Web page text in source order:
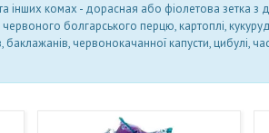
інших комах - дорасная або фіолетова зетка з
болгарського перцю, картоплі,
баклажанів, червонокачанної капусти, цибулі,